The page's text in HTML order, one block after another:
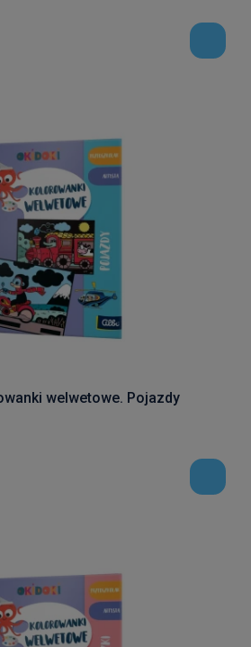
welwetowe. Pojazdy